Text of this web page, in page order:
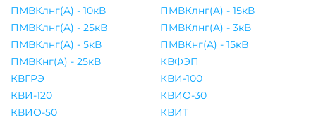
ПМВКлнг(A) - 10кВ
ПМВКлнг(A) - 15кВ
ПМВКлнг(A) - 25кВ
ПМВКлнг(A) - 3кВ
ПМВКлнг(A) - 5кВ
ПМВКнг(A) - 15кВ
ПМВКнг(A) - 25кВ
КВФЭП
КВГРЭ
КВИ-100
КВИ-120
КВИО-30
КВИО-50
КВИТ